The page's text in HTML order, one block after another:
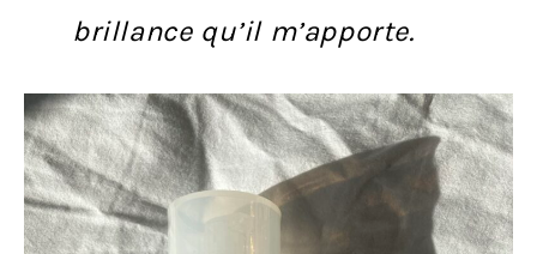
brillance qu’il m’apporte.